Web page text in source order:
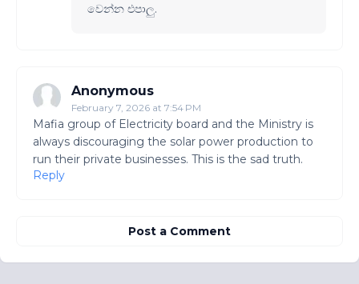
වෙන්න එපාලු.
Anonymous
February 7, 2026 at 7:54 PM
Mafia group of Electricity board and the Ministry is
always discouraging the solar power production to
run their private businesses. This is the sad truth.
Reply
Post a Comment